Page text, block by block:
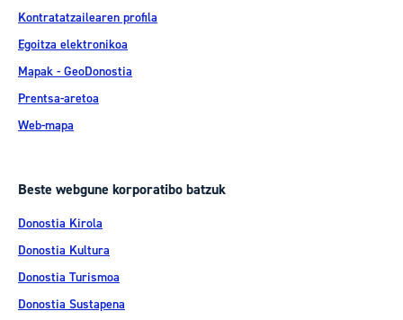
Kontratatzailearen profila
Egoitza elektronikoa
Mapak - GeoDonostia
Prentsa-aretoa
Web-mapa
Beste webgune korporatibo batzuk
Donostia Kirola
Donostia Kultura
Donostia Turismoa
Donostia Sustapena